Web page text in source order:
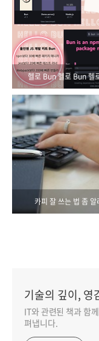
헬로 Bun 헬로 Bun 헬
카피 잘 쓰는 법 좀 알
기술의 깊이, 영
IT와 관련된 책과 함
펴냅니다.